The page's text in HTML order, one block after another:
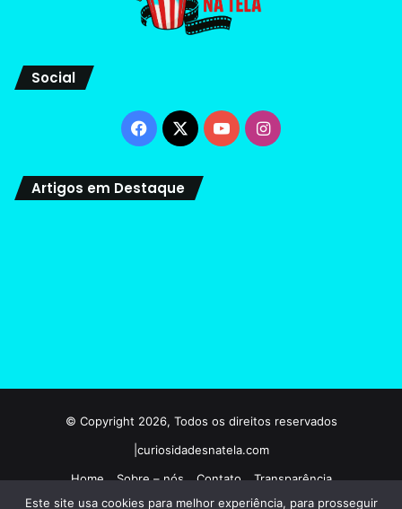
Social
Facebook
X YouTubeInstagram
Artigos em Destaque
© Copyright 2026, Todos os direitos reservados
|curiosidadesnatela.com
Home
Sobre – nós Contato
Transparência
Este site usa cookies para melhor experiência, para prosseguir